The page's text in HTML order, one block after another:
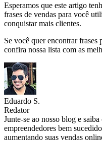
Esperamos que este artigo
frases de vendas para você
conquistar mais clientes.
Se você quer encontrar
confira nossa lista com as
Eduardo S.
Redator
Junte-se ao nosso blog e
empreendedores bem
aumentando suas vendas